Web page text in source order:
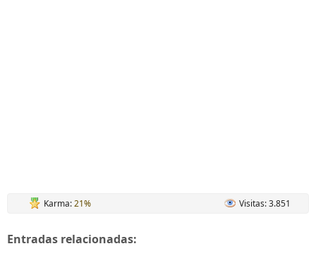
Karma:21% Visitas: 3.851
Entradas relacionadas: